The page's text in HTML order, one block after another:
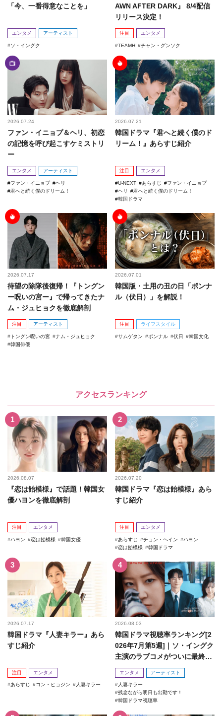
「今、一番得意なことを」
エンタメ アーティスト
ソ・イングク
AWN AFTER DARK』 8/4配信
リリース決定！
注目 エンタメ
TEAMH チャン・グンソク
2026.07.24
ファン・イニョプ＆ヘリ、初恋
の記憶を呼び起こすケミストリ
ー
エンタメ アーティスト
ファン・イニョプ
ヘリ
君へと続く僕のドリーム！
2026.07.21
韓国ドラマ『君へと続く僕のド
リーム！』あらすじ紹介
注目 エンタメ
U-NEXT あらすじ
ファン・イニョプ
ヘリ
君へと続く僕のドリーム！
韓国ドラマ
2026.07.17
待望の除隊後復帰！『トングン
ー呪いの宮ー』で帰ってきたナ
ム・ジュヒョクを徹底解剖
注目 アーティスト
トングン呪いの宮
ナム・ジュヒョク
韓国俳優
2026.07.01
韓国版・土用の丑の日「ポンナ
ル（伏日）」を解説！
注目 ライフスタイル
サムゲタン ポンナル 伏日 韓国文化
アクセスランキング
2026.08.07
『恋は飴模様』で話題！韓国女
優ハヨンを徹底解剖
注目 エンタメ
ハヨン 恋は飴模様 韓国女優
2026.07.20
韓国ドラマ『恋は飴模様』あら
すじ紹介
注目 エンタメ
あらすじ チョン・ヘイン
ハヨン
恋は飴模様
韓国ドラマ
2026.07.17
韓国ドラマ『人妻キラー』あら
すじ紹介
注目 エンタメ
あらすじ コン・ヒョジン 人妻キラー
2026.08.03
韓国ドラマ視聴率ランキング[2
026年7月第5週]｜ソ・イングク
主演のラブコメがついに最終
回！
エンタメ アーティスト
人妻キラー
残念ながら明日も出勤です！
韓国ドラマ視聴率